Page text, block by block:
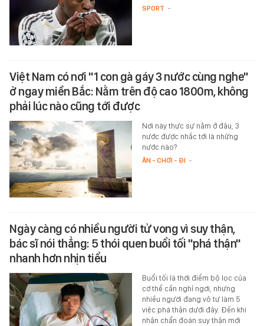
SPORT -
Việt Nam có nơi "1 con gà gáy 3 nước cùng nghe"
ở ngay miền Bắc: Nằm trên độ cao 1800m, không
phải lúc nào cũng tới được
Nơi này thực sự nằm ở đâu, 3
nước được nhắc tới là những
nước nào?
ĂN - CHƠI - ĐI -
Ngày càng có nhiều người tử vong vì suy thận,
bác sĩ nói thẳng: 5 thói quen buổi tối "phá thận"
nhanh hơn nhịn tiểu
Buổi tối là thời điểm bộ lọc của
cơ thể cần nghỉ ngơi, nhưng
nhiều người đang vô tư làm 5
việc phá thận dưới đây. Đến khi
nhận chẩn đoán suy thận mới